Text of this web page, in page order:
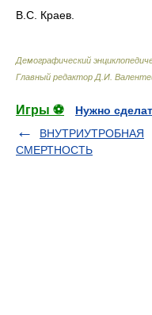
B.C. Краев.
Демографический
Главный редактор Д.И.
Игры ⚽
Нужно
ВНУТРИУТРОБНАЯ
СМЕРТНОСТЬ